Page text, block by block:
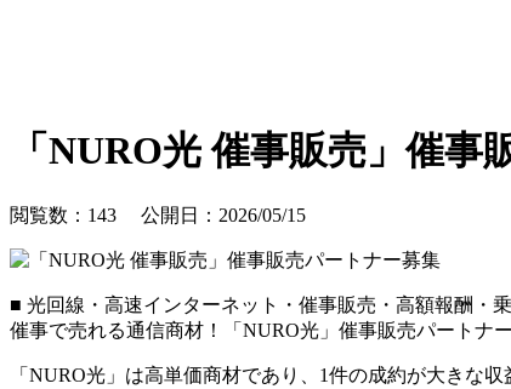
「NURO光 催事販売」催
閲覧数：143 公開日：2026/05/15
■ 光回線・高速インターネット・催事販売・高額報酬・
催事で売れる通信商材！「NURO光」催事販売パートナ
「NURO光」は高単価商材であり、1件の成約が大きな